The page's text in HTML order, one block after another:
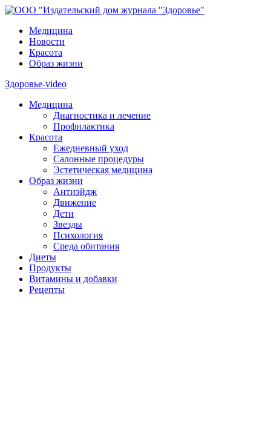
Медицина
Новости
Красота
Образ жизни
Здоровье-video
Медицина
Диагностика и лечение
Профилактика
Красота
Ежедневный уход
Салонные процедуры
Эстетическая медицина
Образ жизни
Антиэйдж
Движение
Дети
Звезды
Психология
Среда обитания
Диеты
Продукты
Витамины и добавки
Рецепты